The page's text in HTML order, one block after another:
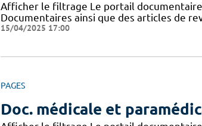
Afficher le filtrage Le portail
Documentaires ainsi que des articles de
15/04/2025 17:00
PAGES
Doc. médicale et